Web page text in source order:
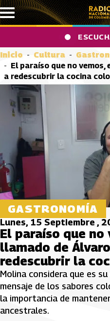
Pasar al contenido principal
Inicio Cultura
El paraíso que no
a redescubrir la cocina
GASTRONOMÍA
Lunes, 15 Septiembre ,
El paraíso que no
llamado de
redescubrir la
Molina considera que es
mensaje de los sabores
la importancia de
ancestrales.